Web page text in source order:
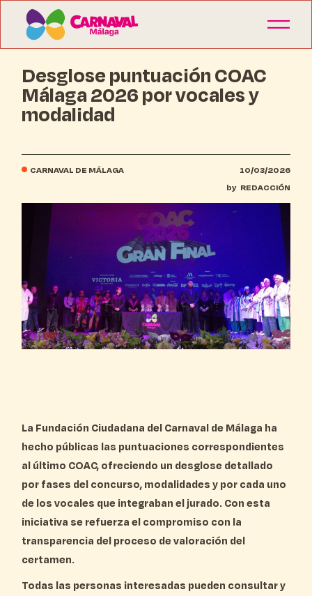
Desglose puntuación COAC
Málaga 2026 por vocales y
modalidad
CARNAVAL DE MÁLAGA
10/03/2026
by REDACCIÓN
La Fundación Ciudadana del Carnaval de Málaga ha
hecho públicas las puntuaciones correspondientes
al último COAC, ofreciendo un desglose detallado
por fases del concurso, modalidades y por cada uno
de los vocales que integraban el jurado. Con esta
iniciativa se refuerza el compromiso con la
transparencia del proceso de valoración del
certamen.
Todas las personas interesadas pueden consultar y